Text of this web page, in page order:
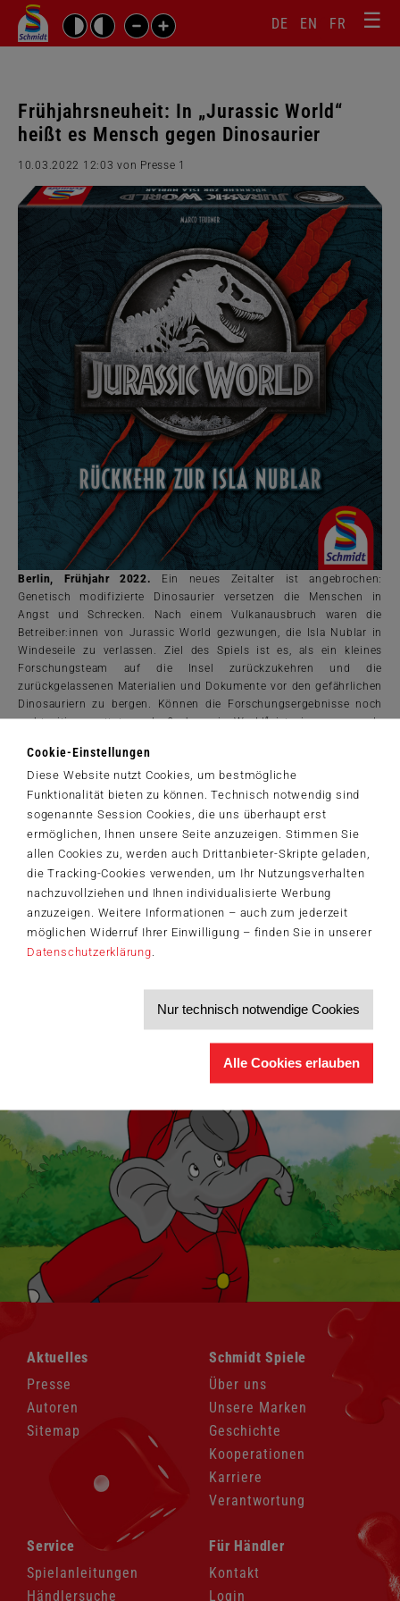
Cookie-Einstellungen
Diese Website nutzt Cookies, um bestmögliche
Funktionalität bieten zu können. Technisch notwendig sind
sogenannte Session Cookies, die uns überhaupt erst
ermöglichen, Ihnen unsere Seite anzuzeigen. Stimmen Sie
allen Cookies zu, werden auch Drittanbieter-Skripte geladen,
die Tracking-Cookies verwenden, um Ihr Nutzungsverhalten
nachzuvollziehen und Ihnen individualisierte Werbung
anzuzeigen. Weitere Informationen – auch zum jederzeit
möglichen Widerruf Ihrer Einwilligung – finden Sie in unserer
Datenschutzerklärung.
Nur technisch notwendige Cookies
Alle Cookies erlauben
☰
DE EN FR
Suchbegriffe
Frühjahrsneuheit: In „Jurassic World“
heißt es Mensch gegen Dinosaurier
10.03.2022 12:03 von Presse 1
Berlin, Frühjahr 2022. Ein neues Zeitalter ist angebrochen:
Genetisch modifizierte Dinosaurier versetzen die Menschen in
Angst und Schrecken. Nach einem Vulkanausbruch waren die
Betreiber:innen von Jurassic World gezwungen, die Isla Nublar in
Windeseile zu verlassen. Ziel des Spiels ist es, als ein kleines
Forschungsteam auf die Insel zurückzukehren und die
zurückgelassenen Materialien und Dokumente vor den gefährlichen
Dinosauriern zu bergen. Können die Forschungsergebnisse noch
rechtzeitig gerettet werden? „Jurassic World“ ist eine spannende
10 Jahren gespielt werden.
Der Schmidt-Spiele-Newsletter
Jetzt anmelden und 5€ Willkommensrabatt sichern
Bleiben Sie auf dem Laufenden zu Neuheiten, Trends und aktuellen
Themen rund um Schmidt Spiele – und sichern Sie sich einen
Schmidt-Spiele-Shop.
Produktneuheiten und Sortimentserweiterungen
Informationen zu Veranstaltungen und Aktionen
Abmeldelinkmöglich.
>
Navigation
überspringen
Aktuelles
Presse
Autoren
Sitemap
Navigation
überspringen
Schmidt Spiele
Über uns
Unsere Marken
Geschichte
Kooperationen
Karriere
Verantwortung
Navigation
überspringen
Service
Spielanleitungen
Händlersuche
Navigation
überspringen
Für Händler
Kontakt
Login